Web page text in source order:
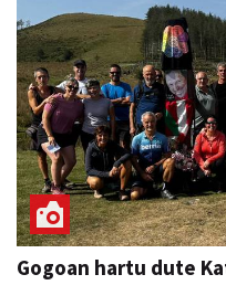
Gogoan hartu dute